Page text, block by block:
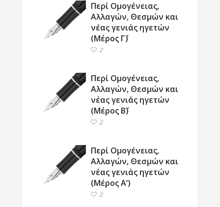
Περί Ομογένειας,
Αλλαγών, Θεσμών και
νέας γενιάς ηγετών
(Μέρος Γ΄)
2
Περί Ομογένειας,
Αλλαγών, Θεσμών και
νέας γενιάς ηγετών
(Μέρος Β΄)
2
Περί Ομογένειας,
Αλλαγών, Θεσμών και
νέας γενιάς ηγετών
(Μέρος Α’)
2